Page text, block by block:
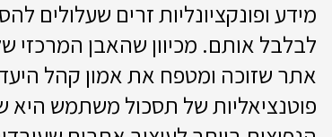
מידע ופונקציונליות זרים
לבלבל אותם. מכיוון שהאבן
אתר שזוכה ומטפח את אמון קהל
פוטנציאליות של תסכול משתמש היא